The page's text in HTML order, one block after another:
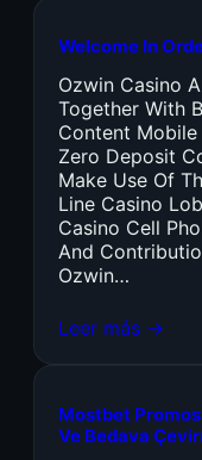
Welcome In
Ozwin Casino
Together With
Content Mobile
Zero Deposit
Make Use Of
Line Casino
Casino Cell
And
Ozwin…
Leer más →
Mostbet
Ve Bedava